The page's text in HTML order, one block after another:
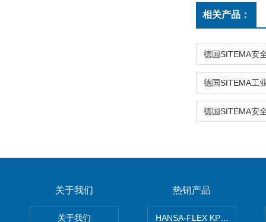
相关产品：
关于我们
关于我们
热销产品
HANSA-FLEX KP100P紧凑